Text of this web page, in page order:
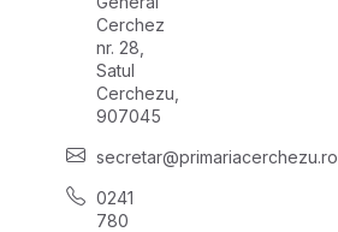
Cerchez
nr. 28,
Satul
Cerchezu,
907045
secretar@primariacerchezu.ro
0241
780